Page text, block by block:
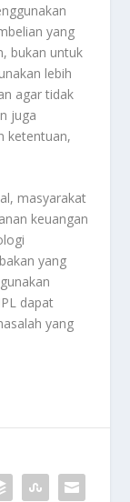
yang
bukan untuk
lebih
agar tidak
juga
ketentuan,
masyarakat
keuangan
yang
dapat
yang